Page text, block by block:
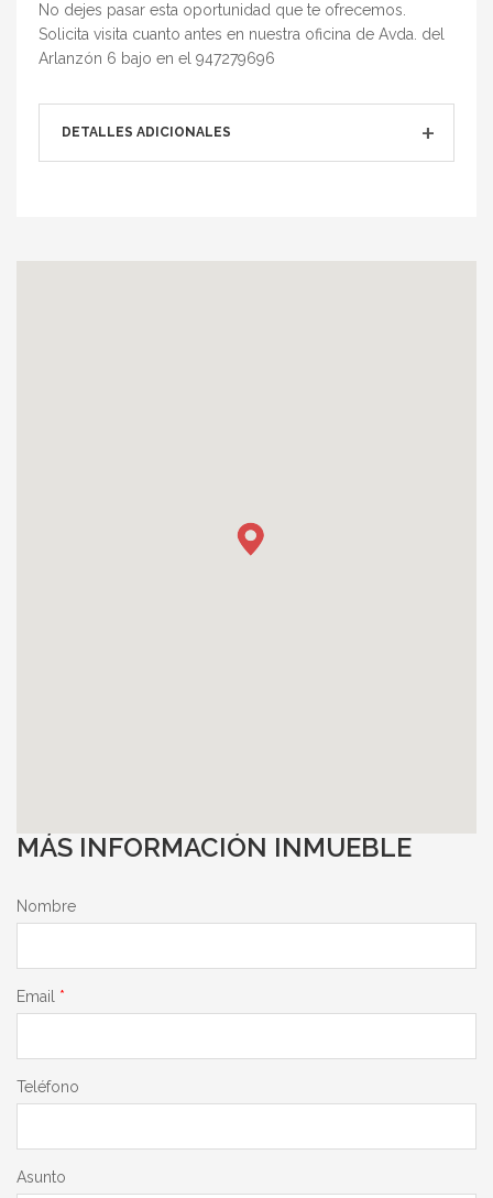
No dejes pasar esta oportunidad que te ofrecemos.
Solicita visita cuanto antes en nuestra oficina de Avda. del
Arlanzón 6 bajo en el 947279696
DETALLES ADICIONALES
MÁS INFORMACIÓN INMUEBLE
Nombre
Email *
Teléfono
Asunto